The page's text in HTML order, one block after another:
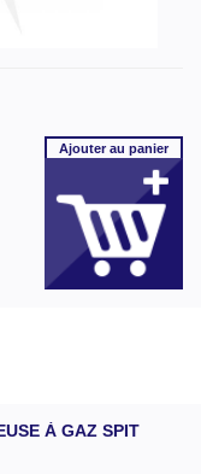
Ajouterau panier
À GAZ SPIT